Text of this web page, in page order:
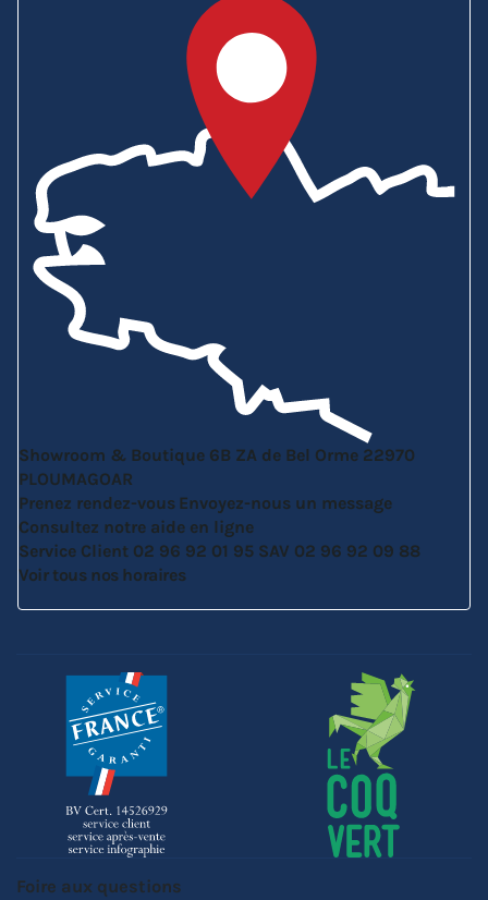
Showroom & Boutique 6B ZA de Bel Orme 22970
PLOUMAGOAR
Prenez rendez-vous Envoyez-nous un message
Consultez notre aide en ligne
Service Client 02 96 92 01 95 SAV 02 96 92 09 88
Voir tous nos horaires
Foire aux questions